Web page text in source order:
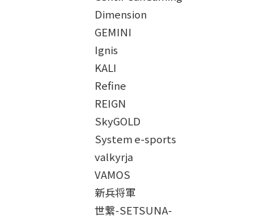
Dimension
GEMINI
Ignis
KALI
Refine
REIGN
SkyGOLD
System e-sports
valkyrja
VAMOS
新兵将軍
世繋-SETSUNA-